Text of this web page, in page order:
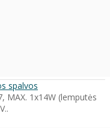
spalvos
MAX. 1x14W (lemputės